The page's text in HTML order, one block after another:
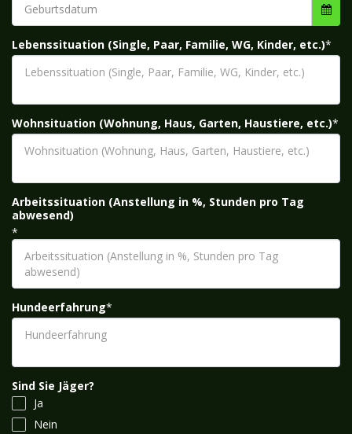
Geburtsdatum
Lebenssituation (Single, Paar, Familie, WG, Kinder, etc.)*
Wohnsituation (Wohnung, Haus, Garten, Haustiere, etc.)*
Arbeitssituation (Anstellung in %, Stunden pro Tag
abwesend)
*
Hundeerfahrung*
Sind Sie Jäger?
Ja
Nein